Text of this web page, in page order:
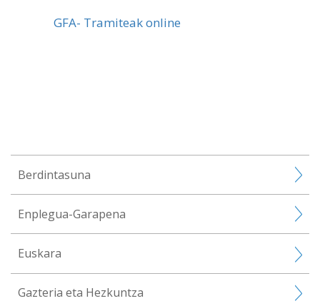
GFA- Tramiteak online
Berdintasuna
Enplegua-Garapena
Euskara
Gazteria eta Hezkuntza